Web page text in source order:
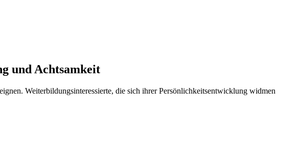
und Achtsamkeit
Weiterbildungsinteressierte, die sich ihrer Persönlichkeitsentwicklung widmen